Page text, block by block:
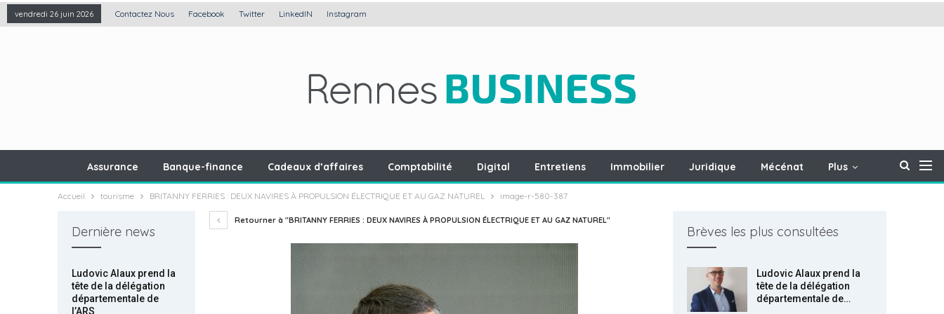
vendredi 26 juin 2026 Contactez Nous Facebook Twitter LinkedIN Instagram
Assurance Banque-finance Cadeaux d’affaires Comptabilité Digital Entretiens Immobilier Juridique Mécénat Plus
Accueil tourisme BRITANNY FERRIES : DEUX NAVIRES À PROPULSION ÉLECTRIQUE ET AU GAZ NATUREL image-r-580-387
Retourner à "BRITANNY FERRIES : DEUX NAVIRES À PROPULSION ÉLECTRIQUE ET AU GAZ NATUREL"
Brèves les plus consultées
Ludovic Alaux prend la
tête de la délégation
départementale de…
Dernière news
Ludovic Alaux prend la
tête de la délégation
départementale de
l’ARS